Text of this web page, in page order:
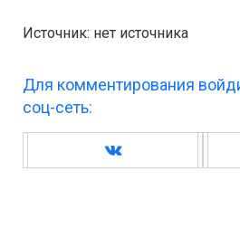
Источник: нет источника
Для комментирования
соц-сеть: